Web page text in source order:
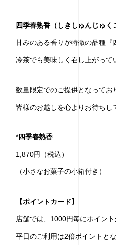
四季春熟香（しきしゅんじゅく
甘みのある香りが特徴の品種
冷茶でも美味しく召し上がって
数量限定でのご提供となって
皆様のお越しを心よりお待ちし
*四季春熟香
1,870円（税込）
（小さなお菓子の小箱付き）
【ポイントカード】
店舗では、1000円毎にポイン
平日のご利用は2倍ポイントと